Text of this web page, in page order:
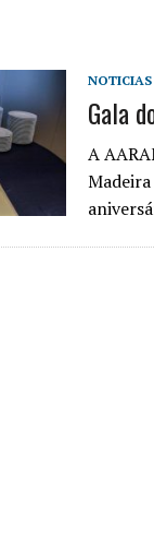
NOTICIAS
Gala
A